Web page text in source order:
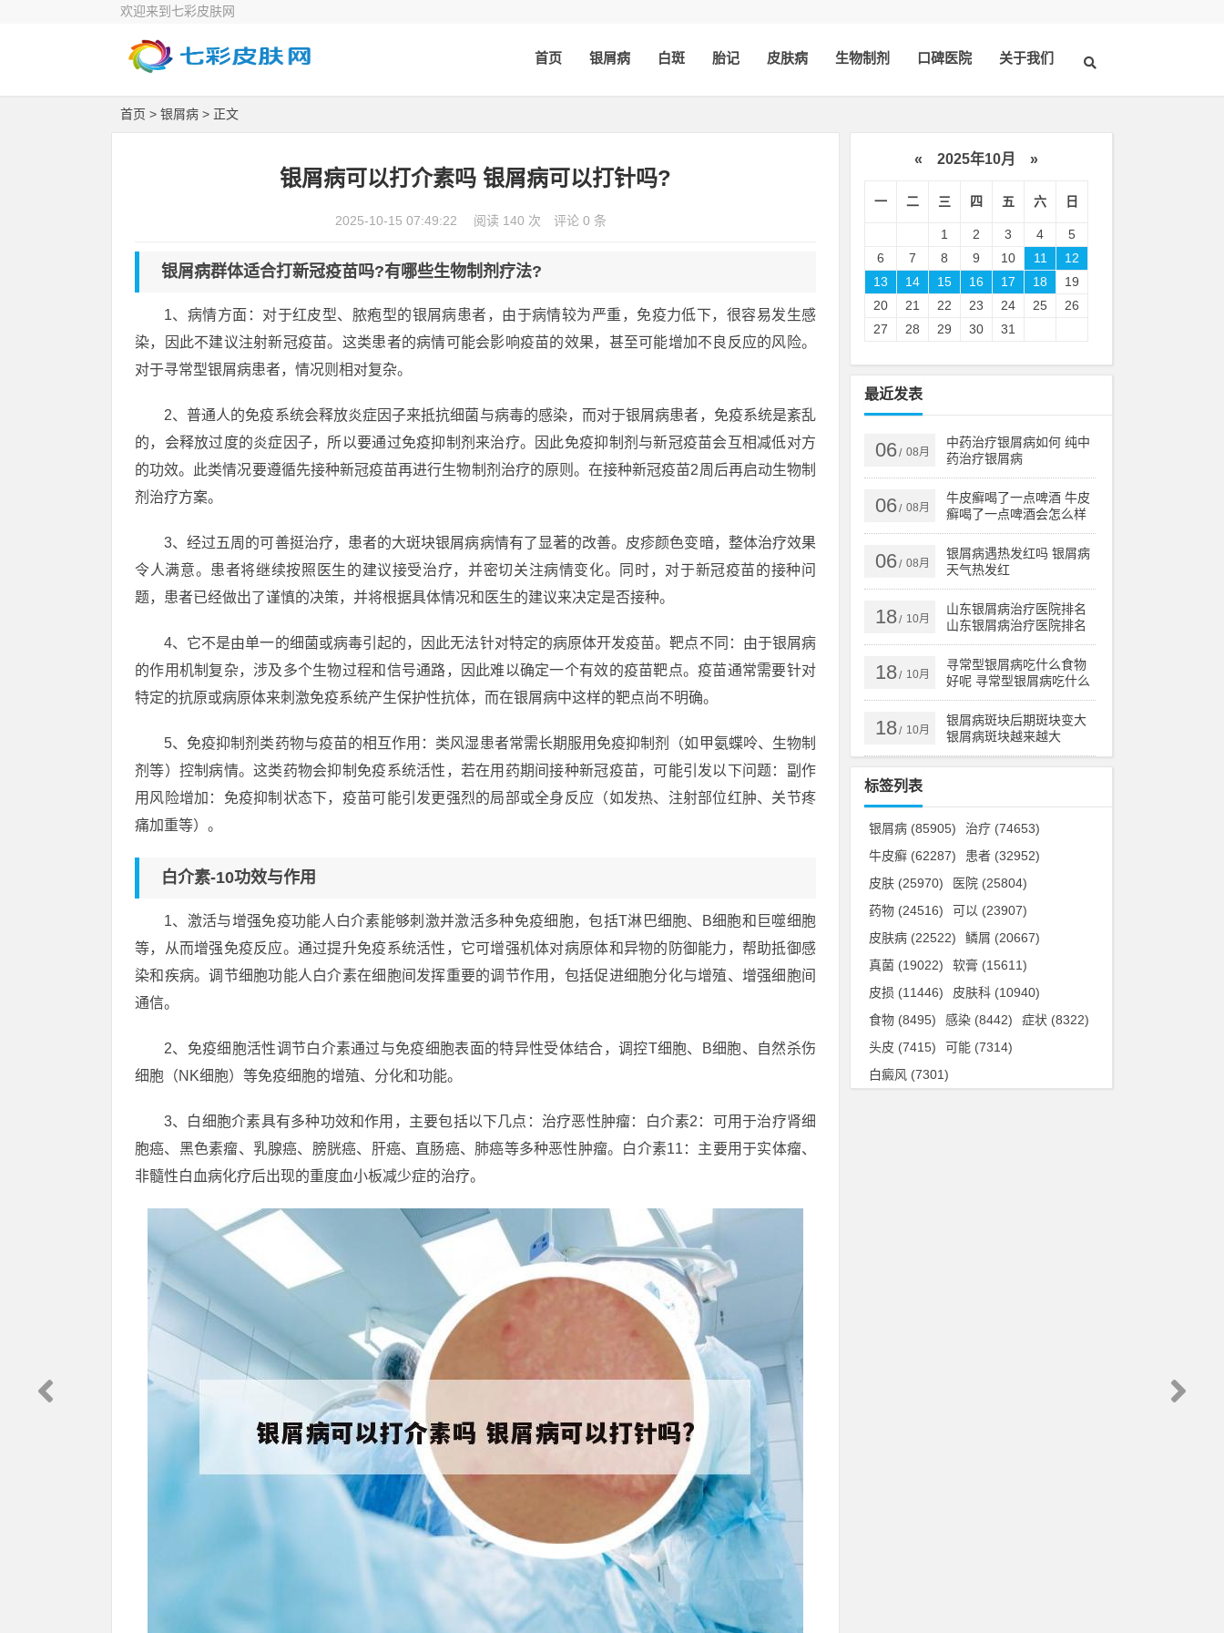
欢迎来到七彩皮肤网
首页 银屑病 白斑 胎记 皮肤病 生物制剂 口碑医院 关于我们
首页 > 银屑病 > 正文
银屑病可以打介素吗 银屑病可以打针吗?
2025-10-15 07:49:22 阅读 140 次 评论 0 条
银屑病群体适合打新冠疫苗吗?有哪些生物制剂疗法?
1、病情方面：对于红皮型、脓疱型的银屑病患者，由于病情较为严重，免疫力低下，很容易发生感
染，因此不建议注射新冠疫苗。这类患者的病情可能会影响疫苗的效果，甚至可能增加不良反应的风险。
对于寻常型银屑病患者，情况则相对复杂。
2、普通人的免疫系统会释放炎症因子来抵抗细菌与病毒的感染，而对于银屑病患者，免疫系统是紊乱
的，会释放过度的炎症因子，所以要通过免疫抑制剂来治疗。因此免疫抑制剂与新冠疫苗会互相减低对方
的功效。此类情况要遵循先接种新冠疫苗再进行生物制剂治疗的原则。在接种新冠疫苗2周后再启动生物制
剂治疗方案。
3、经过五周的可善挺治疗，患者的大斑块银屑病病情有了显著的改善。皮疹颜色变暗，整体治疗效果
令人满意。患者将继续按照医生的建议接受治疗，并密切关注病情变化。同时，对于新冠疫苗的接种问
题，患者已经做出了谨慎的决策，并将根据具体情况和医生的建议来决定是否接种。
4、它不是由单一的细菌或病毒引起的，因此无法针对特定的病原体开发疫苗。靶点不同：由于银屑病
的作用机制复杂，涉及多个生物过程和信号通路，因此难以确定一个有效的疫苗靶点。疫苗通常需要针对
特定的抗原或病原体来刺激免疫系统产生保护性抗体，而在银屑病中这样的靶点尚不明确。
5、免疫抑制剂类药物与疫苗的相互作用：类风湿患者常需长期服用免疫抑制剂（如甲氨蝶呤、生物制
剂等）控制病情。这类药物会抑制免疫系统活性，若在用药期间接种新冠疫苗，可能引发以下问题：副作
用风险增加：免疫抑制状态下，疫苗可能引发更强烈的局部或全身反应（如发热、注射部位红肿、关节疼
痛加重等）。
白介素-10功效与作用
1、激活与增强免疫功能人白介素能够刺激并激活多种免疫细胞，包括T淋巴细胞、B细胞和巨噬细胞
等，从而增强免疫反应。通过提升免疫系统活性，它可增强机体对病原体和异物的防御能力，帮助抵御感
染和疾病。调节细胞功能人白介素在细胞间发挥重要的调节作用，包括促进细胞分化与增殖、增强细胞间
通信。
2、免疫细胞活性调节白介素通过与免疫细胞表面的特异性受体结合，调控T细胞、B细胞、自然杀伤
细胞（NK细胞）等免疫细胞的增殖、分化和功能。
3、白细胞介素具有多种功效和作用，主要包括以下几点：治疗恶性肿瘤：白介素2：可用于治疗肾细
胞癌、黑色素瘤、乳腺癌、膀胱癌、肝癌、直肠癌、肺癌等多种恶性肿瘤。白介素11：主要用于实体瘤、
非髓性白血病化疗后出现的重度血小板减少症的治疗。
« 2025年10月 »
一 二 三 四 五 六 日
1 2 3 4
5
6
7 8 9 10 11
12
13
14 15 16 17 18
19
20
21 22 23 24 25
26
27
28 29 30 31
最近发表
06/ 08月
中药治疗银屑病如何 纯中
药治疗银屑病
06/ 08月
牛皮癣喝了一点啤酒 牛皮
癣喝了一点啤酒会怎么样
06/ 08月
银屑病遇热发红吗 银屑病
天气热发红
18/ 10月
山东银屑病治疗医院排名
山东银屑病治疗医院排名
榜
18/ 10月
寻常型银屑病吃什么食物
好呢 寻常型银屑病吃什么
药效果好
18/ 10月
银屑病斑块后期斑块变大
银屑病斑块越来越大
标签列表
银屑病 (85905) 治疗 (74653)
牛皮癣 (62287) 患者 (32952)
皮肤 (25970) 医院 (25804)
药物 (24516) 可以 (23907)
皮肤病 (22522) 鳞屑 (20667)
真菌 (19022) 软膏 (15611)
皮损 (11446) 皮肤科 (10940)
食物 (8495) 感染 (8442) 症状 (8322)
头皮 (7415) 可能 (7314)
白癜风 (7301)